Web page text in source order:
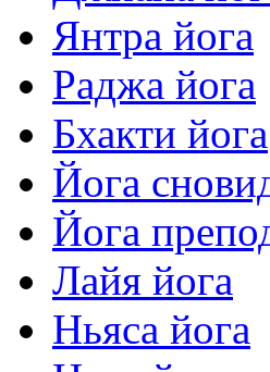
Янтра йога
Раджа йога
Бхакти йога
Йога
Йога
Лайя йога
Ньяса йога